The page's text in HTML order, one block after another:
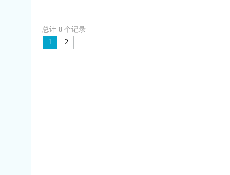
总计 8个记录
1
2